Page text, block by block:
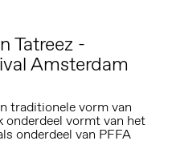
Tatreez -
Amsterdam
traditionele vorm van
onderdeel vormt van het
onderdeel van PFFA